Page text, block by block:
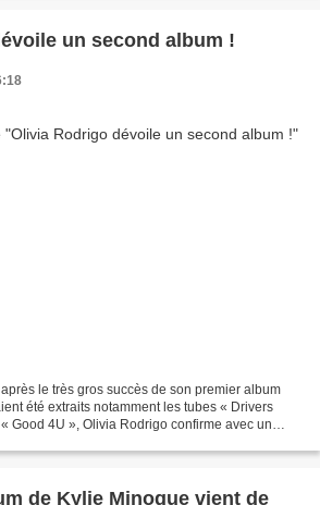
un second album !
le très gros succès de son premier album
été extraits notamment les tubes « Drivers
Good 4U », Olivia Rodrigo confirme avec un
de Kylie Minogue vient de